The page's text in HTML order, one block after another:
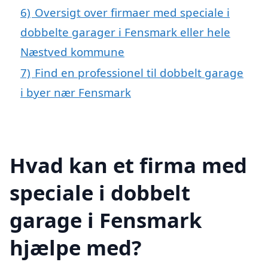
6) Oversigt over firmaer med speciale i
dobbelte garager i Fensmark eller hele
Næstved kommune
7) Find en professionel til dobbelt garage
i byer nær Fensmark
Hvad kan et firma med
speciale i dobbelt
garage i Fensmark
hjælpe med?